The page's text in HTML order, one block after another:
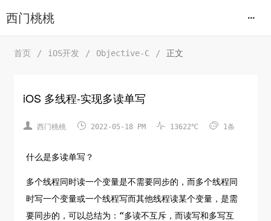
西门桃桃
首页 / iOS开发 / Objective-C / 正文
iOS 多线程-实现多读单写
 西门桃桃  2022-05-18 PM  13622℃  1条
什么是多读单写？
多个线程同时读一个变量是不需要同步的，而多个线程同
时写一个变量或一个线程写而其他线程读某个变量，是需
要同步的，可以总结为：“多读不互斥，而读写和多写互